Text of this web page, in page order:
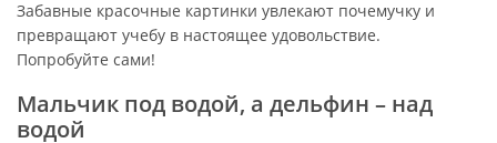
Забавные красочные картинки увлекают почемучку и
превращают учебу в настоящее удовольствие.
Попробуйте сами!
Мальчик под водой, а дельфин – над
водой